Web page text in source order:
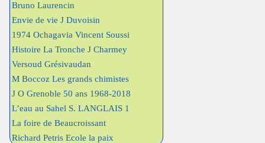
Bruno Laurencin
Envie de vie J Duvoisin
1974 Ochagavia Vincent Soussi
Histoire La Tronche J Charmey
Versoud Grésivaudan
M Boccoz Les grands chimistes
J O Grenoble 50 ans 1968-2018
L’eau au Sahel S. LANGLAIS 1
La foire de Beaucroissant
Richard Petris Ecole la paix